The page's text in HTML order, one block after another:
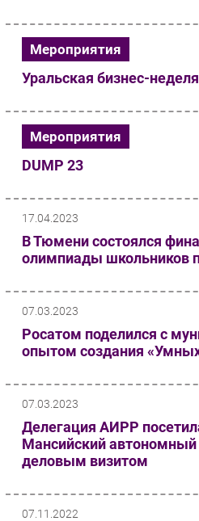
Мероприятия
Уральская бизнес-неделя
Мероприятия
DUMP 23
17.04.2023
В Тюмени состоялся
олимпиады школьников
07.03.2023
Росатом поделился с
опытом создания
07.03.2023
Делегация АИРР
Мансийский автономный
деловым визитом
07.11.2022